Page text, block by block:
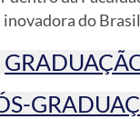
inovadora do